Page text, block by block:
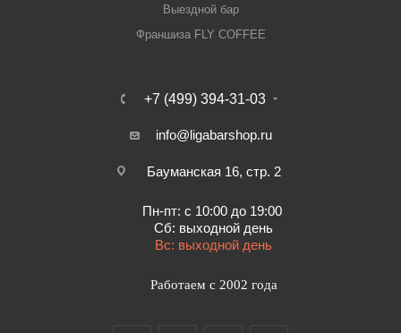
Выездной бар
Франшиза FLY COFFEE
+7 (499) 394-31-03
info@ligabarshop.ru
Бауманская 16, стр. 2
Пн-пт: с 10:00 до 19:00
Сб: выходной день
Вс: выходной день
Работаем с 2002 года